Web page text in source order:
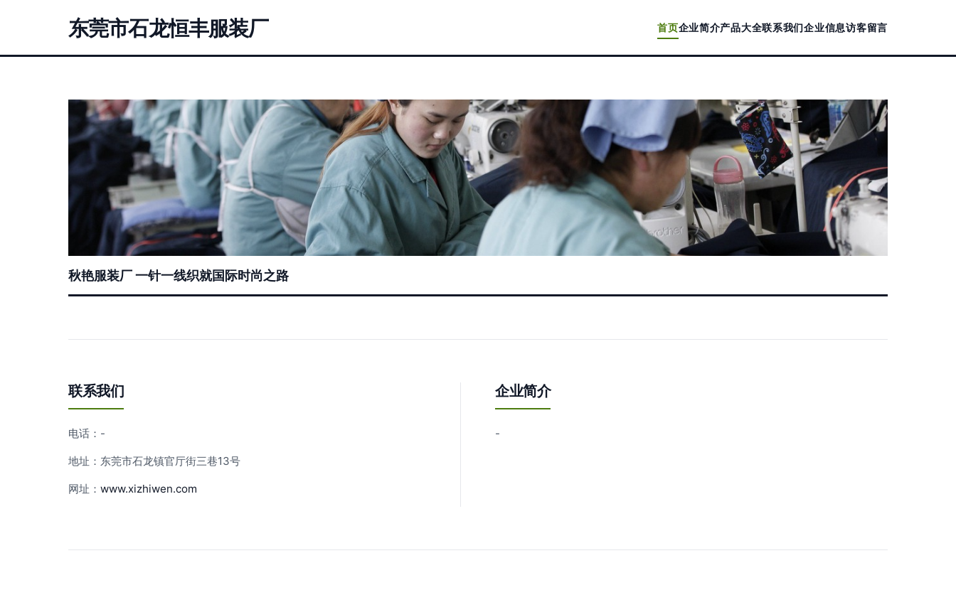
东莞市石龙恒丰服装厂 首页企业简介产品大全联系我们企业信息访客留言
秋艳服装厂 一针一线织就国际时尚之路
联系我们
电话：-
地址：东莞市石龙镇官厅街三巷13号
网址： www.xizhiwen.com
企业简介
-